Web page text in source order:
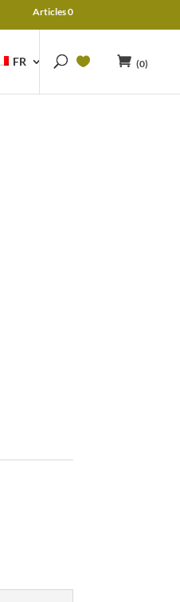
Articles 0
FR (0)